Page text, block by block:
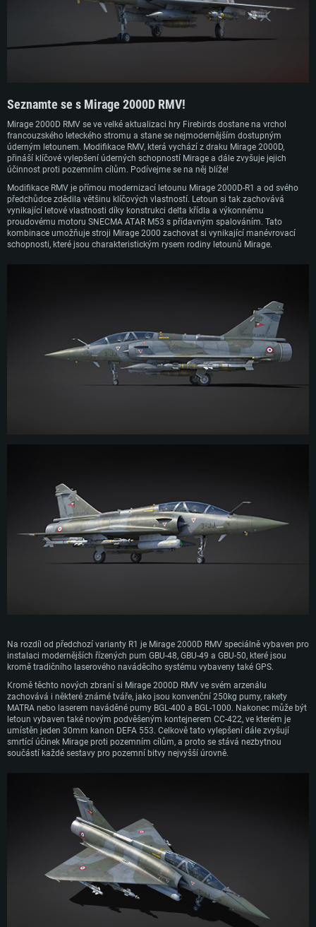
SYSTÉMOVÉ POŽADAVKY
PC
Linux
Seznamte se s Mirage 2000D RMV!
Mirage 2000D RMV se ve velké aktualizaci hry Firebirds dostane na vrchol
francouzského leteckého stromu a stane se nejmodernějším dostupným
úderným letounem. Modifikace RMV, která vychází z draku Mirage 2000D,
přináší klíčové vylepšení úderných schopností Mirage a dále zvyšuje jejich
účinnost proti pozemním cílům. Podívejme se na něj blíže!
Modifikace RMV je přímou modernizací letounu Mirage 2000D-R1 a od svého
předchůdce zdědila většinu klíčových vlastností. Letoun si tak zachovává
vynikající letové vlastnosti díky konstrukci delta křídla a výkonnému
proudovému motoru SNECMA ATAR M53 s přídavným spalováním. Tato
kombinace umožňuje stroji Mirage 2000 zachovat si vynikající manévrovací
schopnosti, které jsou charakteristickým rysem rodiny letounů Mirage.
Na rozdíl od předchozí varianty R1 je Mirage 2000D RMV speciálně vybaven pro
instalaci modernějších řízených pum GBU-48, GBU-49 a GBU-50, které jsou
kromě tradičního laserového naváděcího systému vybaveny také GPS.
Kromě těchto nových zbraní si Mirage 2000D RMV ve svém arzenálu
zachovává i některé známé tváře, jako jsou konvenční 250kg pumy, rakety
MATRA nebo laserem naváděné pumy BGL-400 a BGL-1000. Nakonec může být
letoun vybaven také novým podvěšeným kontejnerem CC-422, ve kterém je
umístěn jeden 30mm kanon DEFA 553. Celkově tato vylepšení dále zvyšují
smrtící účinek Mirage proti pozemním cílům, a proto se stává nezbytnou
součástí každé sestavy pro pozemní bitvy nejvyšší úrovně.